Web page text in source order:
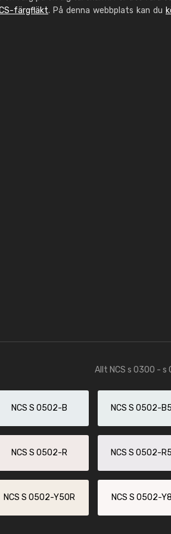
färgfläkt. På denna webbplats kan du
Allt NCS s 0300 - s
NCS S 0502-B NCS S 0502-
NCS S 0502-R NCS S 0502-
NCS S 0502-Y50R NCS S 0502-